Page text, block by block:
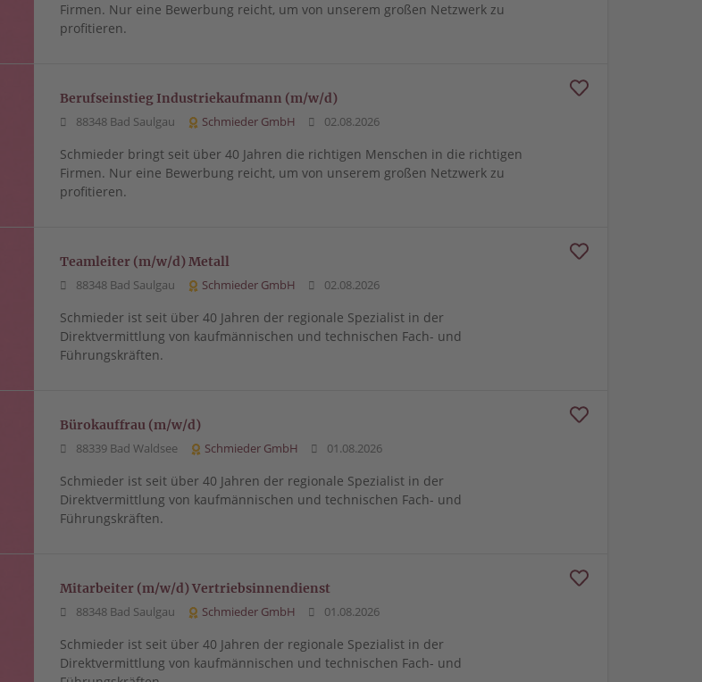
Firmen. Nur eine Bewerbung reicht, um von unserem großen Netzwerk zu
profitieren.
Berufseinstieg Industriekaufmann (m/w/d)
88348 Bad Saulgau Schmieder GmbH 02.08.2026
Schmieder bringt seit über 40 Jahren die richtigen Menschen in die richtigen
Firmen. Nur eine Bewerbung reicht, um von unserem großen Netzwerk zu
profitieren.
Teamleiter (m/w/d) Metall
88348 Bad Saulgau Schmieder GmbH 02.08.2026
Schmieder ist seit über 40 Jahren der regionale Spezialist in der
Direktvermittlung von kaufmännischen und technischen Fach- und
Führungskräften.
Bürokauffrau (m/w/d)
88339 Bad Waldsee Schmieder GmbH 01.08.2026
Schmieder ist seit über 40 Jahren der regionale Spezialist in der
Direktvermittlung von kaufmännischen und technischen Fach- und
Führungskräften.
Mitarbeiter (m/w/d) Vertriebsinnendienst
88348 Bad Saulgau Schmieder GmbH 01.08.2026
Schmieder ist seit über 40 Jahren der regionale Spezialist in der
Direktvermittlung von kaufmännischen und technischen Fach- und